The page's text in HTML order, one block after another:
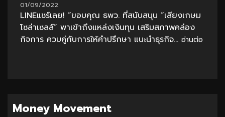
01/09/2022
LINEแชร์เลย! “ขอบคุณ ธพว. ที่สนับสนุน “เสียงเกษม
โซล่าเซลล์” พาเข้าถึงแหล่งเงินทุน เสริมสภาพคล่อง
กิจการ ควบคู่กับการให้คำปรึกษา แนะนำธุรกิจ... อ่านต่อ
Money Movement